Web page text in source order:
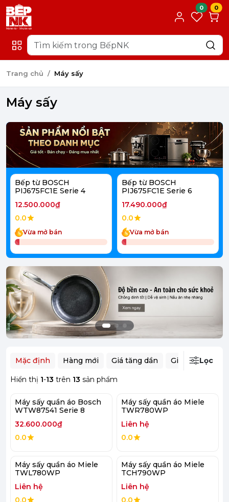
0 0
Trang chủ Máy sấy
Máy sấy
Bếp từ BOSCH
PIJ675FC1E Serie 4
12.500.000₫
0.0
Vừa mở bán
Bếp từ BOSCH
PIJ675FC1E Serie 6
17.490.000₫
0.0
Vừa mở bán
Hiển thị 1-13 trên 13 sản phẩm
Mặc định Hàng mới Giá tăng dần Giá giảm dần
Lọc
Máy sấy quần áo Bosch
WTW87541 Serie 8
32.600.000₫
0.0
Máy sấy quần áo Miele
TWR780WP
Liên hệ
0.0
Máy sấy quần áo Miele
TWL780WP
Liên hệ
0.0
Máy sấy quần áo Miele
TCH790WP
Liên hệ
0.0